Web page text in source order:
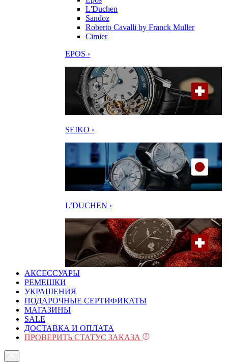
L'Duchen
Sandoz
Roberto Cavalli by Franck Muller
Cimier
EPOS ›
SEIKO ›
L’DUCHEN ›
АКСЕССУАРЫ
РЕМЕШКИ
УКРАШЕНИЯ
ПОДАРОЧНЫЕ СЕРТИФИКАТЫ
МАГАЗИНЫ
SALE
ДОСТАВКА И ОПЛАТА
ПРОВЕРИТЬ СТАТУС ЗАКАЗА